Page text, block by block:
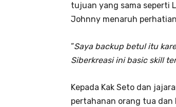
tujuan yang sama seperti
Johnny menaruh
“Saya backup betul itu
Siberkreasi ini basic skill
Kepada Kak Seto dan
pertahanan orang tua dan